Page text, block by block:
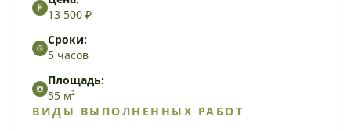
13 500 ₽
Сроки:
5 часов
Площадь:
55 м²
ВИДЫ ВЫПОЛНЕННЫХ РАБОТ